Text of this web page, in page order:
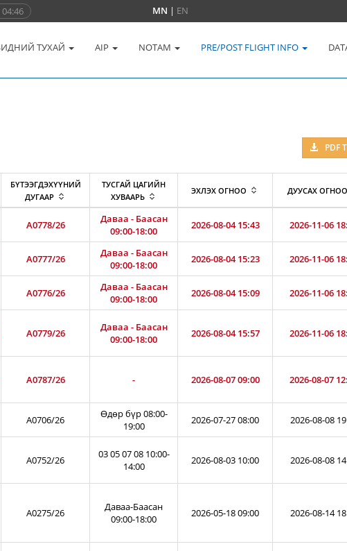
04:46 MN | EN
ТУХАЙ AIP NOTAM PRE/POST FLIGHT INFO
PDF
БҮТЭЭГДЭХҮҮНИЙ
ДУГААР
ТУСГАЙ ЦАГИЙН
ХУВААРЬ
ЭХЛЭХ ОГНОО ДУУСАХ ОГНОО
A0778/26
Даваа - Баасан
09:00-18:00
2026-08-04 15:43 2026-11-06
A0777/26
Даваа - Баасан
09:00-18:00
2026-08-04 15:23 2026-11-06
A0776/26
Даваа - Баасан
09:00-18:00
2026-08-04 15:09 2026-11-06
A0779/26
Даваа - Баасан
09:00-18:00
2026-08-04 15:57 2026-11-06
A0787/26 - 2026-08-07 09:00 2026-08-07
A0706/26
Өдөр бүр 08:00-
19:00
2026-07-27 08:00 2026-08-08
A0752/26
03 05 07 08 10:00-
14:00
2026-08-03 10:00 2026-08-08
A0275/26
Даваа-Баасан
09:00-18:00
2026-05-18 09:00 2026-08-14